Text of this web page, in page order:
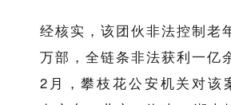
经核实，该团伙非法控制老
万部，全链条非法获利一亿
2月，攀枝花公安机关对该